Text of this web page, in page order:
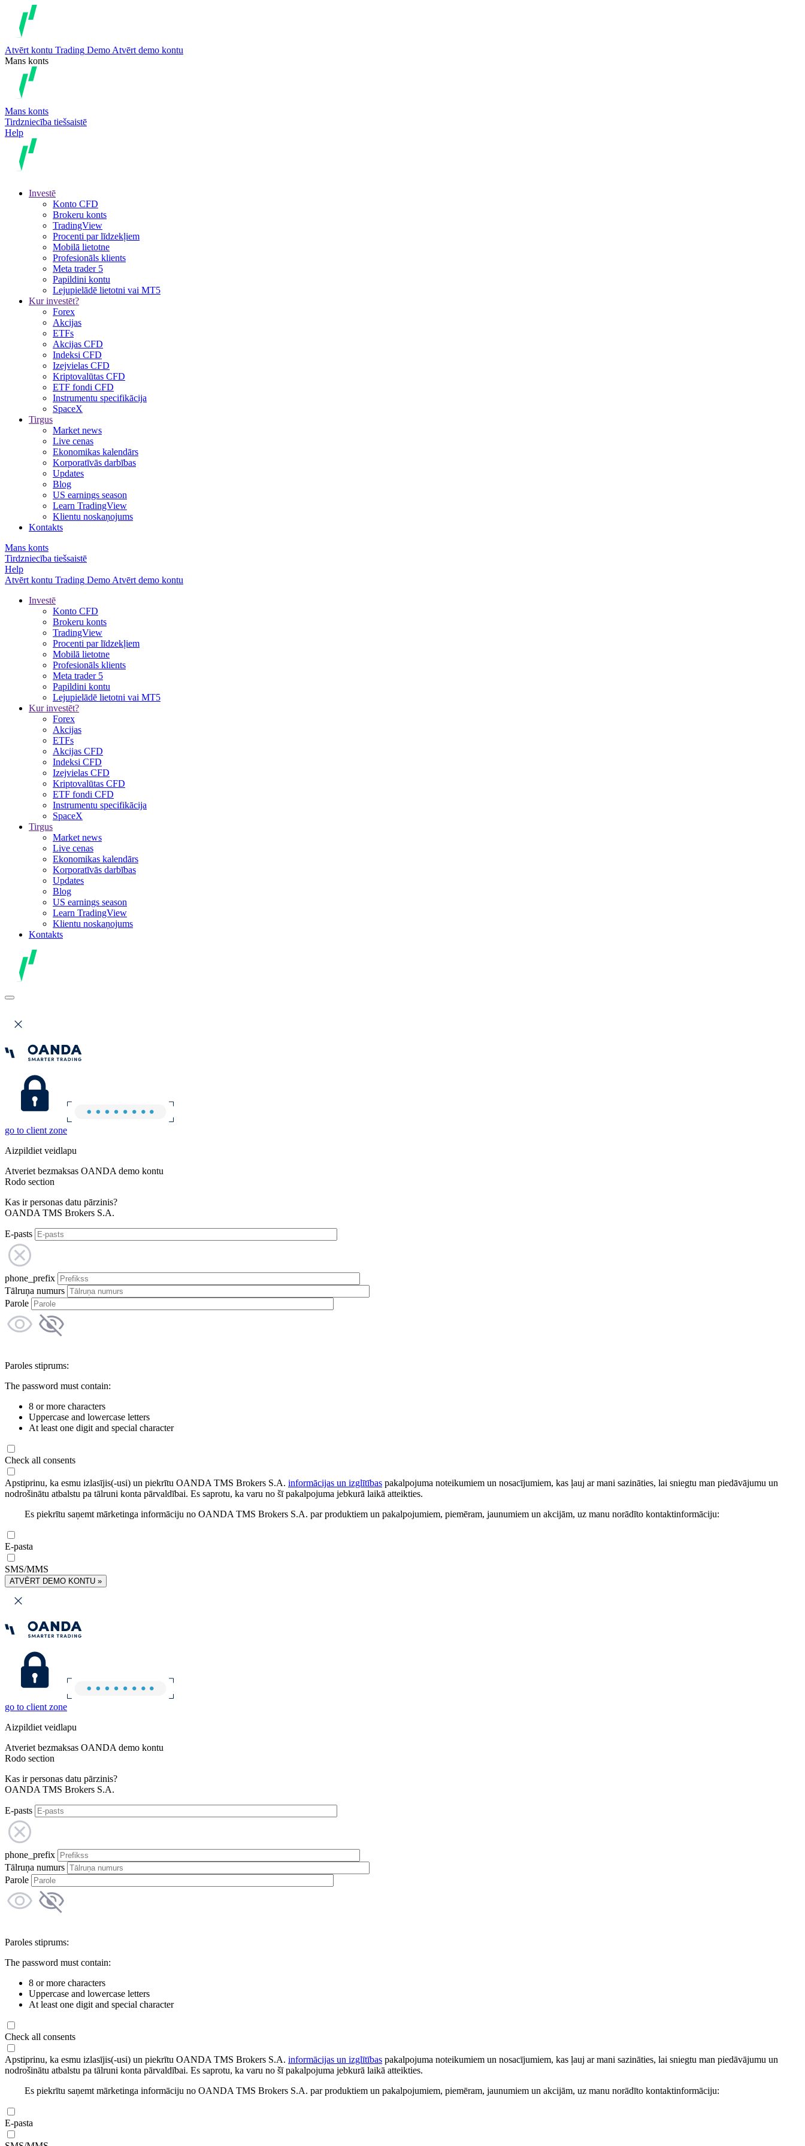
Atvērt kontu Trading Demo Atvērt demo kontu
Mans konts
Mans konts
Tirdzniecība tiešsaistē
Help
Investē
Konto CFD
Brokeru konts
TradingView
Procenti par līdzekļiem
Mobilā lietotne
Profesionāls klients
Meta trader 5
Papildini kontu
Lejupielādē lietotni vai MT5
Kur investēt?
Forex
Akcijas
ETFs
Akcijas CFD
Indeksi CFD
Izejvielas CFD
Kriptovalūtas CFD
ETF fondi CFD
Instrumentu specifikācija
SpaceX
Tirgus
Market news
Live cenas
Ekonomikas kalendārs
Korporatīvās darbības
Updates
Blog
US earnings season
Learn TradingView
Klientu noskaņojums
Kontakts
Mans konts
Tirdzniecība tiešsaistē
Help
Atvērt kontu Trading Demo Atvērt demo kontu
Investē
Konto CFD
Brokeru konts
TradingView
Procenti par līdzekļiem
Mobilā lietotne
Profesionāls klients
Meta trader 5
Papildini kontu
Lejupielādē lietotni vai MT5
Kur investēt?
Forex
Akcijas
ETFs
Akcijas CFD
Indeksi CFD
Izejvielas CFD
Kriptovalūtas CFD
ETF fondi CFD
Instrumentu specifikācija
SpaceX
Tirgus
Market news
Live cenas
Ekonomikas kalendārs
Korporatīvās darbības
Updates
Blog
US earnings season
Learn TradingView
Klientu noskaņojums
Kontakts
go to client zone
Aizpildiet veidlapu
Atveriet bezmaksas OANDA demo kontu
Rodo section
Kas ir personas datu pārzinis?
OANDA TMS Brokers S.A.
E-pasts
phone_prefix
Tālruņa numurs
Parole
Paroles stiprums:
The password must contain:
8 or more characters
Uppercase and lowercase letters
At least one digit and special character
Check all consents
Apstiprinu, ka esmu izlasījis(-usi) un piekrītu OANDA TMS Brokers S.A. informācijas un izglītības pakalpojuma noteikumiem un nosacījumiem, kas ļauj ar mani sazināties, lai sniegtu man piedāvājumu un
nodrošinātu atbalstu pa tālruni konta pārvaldībai. Es saprotu, ka varu no šī pakalpojuma jebkurā laikā atteikties.
Es piekrītu saņemt mārketinga informāciju no OANDA TMS Brokers S.A. par produktiem un pakalpojumiem, piemēram, jaunumiem un akcijām, uz manu norādīto kontaktinformāciju:
E-pasta
SMS/MMS
ATVĒRT DEMO KONTU »
go to client zone
Aizpildiet veidlapu
Atveriet bezmaksas OANDA demo kontu
Rodo section
Kas ir personas datu pārzinis?
OANDA TMS Brokers S.A.
E-pasts
phone_prefix
Tālruņa numurs
Parole
Paroles stiprums:
The password must contain:
8 or more characters
Uppercase and lowercase letters
At least one digit and special character
Check all consents
Apstiprinu, ka esmu izlasījis(-usi) un piekrītu OANDA TMS Brokers S.A. informācijas un izglītības pakalpojuma noteikumiem un nosacījumiem, kas ļauj ar mani sazināties, lai sniegtu man piedāvājumu un
nodrošinātu atbalstu pa tālruni konta pārvaldībai. Es saprotu, ka varu no šī pakalpojuma jebkurā laikā atteikties.
Es piekrītu saņemt mārketinga informāciju no OANDA TMS Brokers S.A. par produktiem un pakalpojumiem, piemēram, jaunumiem un akcijām, uz manu norādīto kontaktinformāciju:
E-pasta